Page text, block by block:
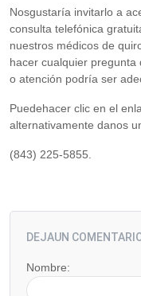
Nosgustaría invitarlo a
consulta telefónica
nuestros médicos de
hacer cualquier
o atención podría ser
Puedehacer clic en el
alternativamente danos
(843) 225-5855.
DEJAUN
Nombre: